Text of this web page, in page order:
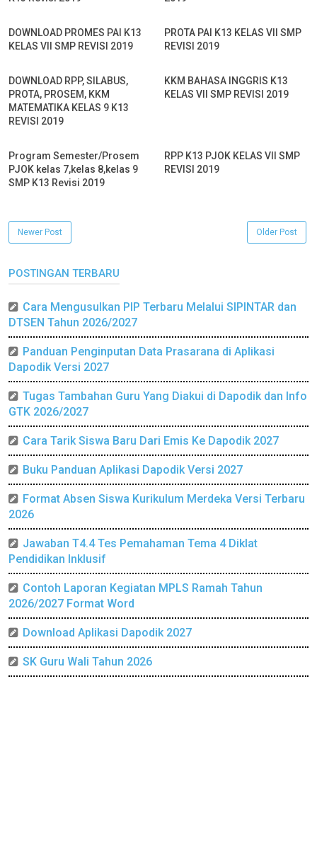
DOWNLOAD PROMES PAI K13
KELAS VII SMP REVISI 2019
PROTA PAI K13 KELAS VII SMP
REVISI 2019
DOWNLOAD RPP, SILABUS,
PROTA, PROSEM, KKM
MATEMATIKA KELAS 9 K13
REVISI 2019
KKM BAHASA INGGRIS K13
KELAS VII SMP REVISI 2019
Program Semester/Prosem
PJOK kelas 7,kelas 8,kelas 9
SMP K13 Revisi 2019
RPP K13 PJOK KELAS VII SMP
REVISI 2019
Newer Post Older Post
POSTINGAN TERBARU
Cara Mengusulkan PIP Terbaru Melalui SIPINTAR dan
DTSEN Tahun 2026/2027
Panduan Penginputan Data Prasarana di Aplikasi
Dapodik Versi 2027
Tugas Tambahan Guru Yang Diakui di Dapodik dan Info
GTK 2026/2027
Cara Tarik Siswa Baru Dari Emis Ke Dapodik 2027
Buku Panduan Aplikasi Dapodik Versi 2027
Format Absen Siswa Kurikulum Merdeka Versi Terbaru
2026
Jawaban T4.4 Tes Pemahaman Tema 4 Diklat
Pendidikan Inklusif
Contoh Laporan Kegiatan MPLS Ramah Tahun
2026/2027 Format Word
Download Aplikasi Dapodik 2027
SK Guru Wali Tahun 2026